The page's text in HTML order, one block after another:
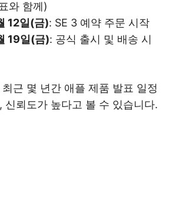
와 함께)
12일(금): SE 3 예약 주문 시작
19일(금): 공식 출시 및 배송 시
근 몇 년간 애플 제품 발표 일정
신뢰도가 높다고 볼 수 있습니다.